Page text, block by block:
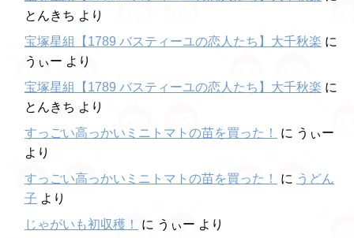
とんきち より
宝塚星組【1789 バスティーユの恋人たち】大千秋楽 に
うぃー より
宝塚星組【1789 バスティーユの恋人たち】大千秋楽 に
とんきち より
すっごい高っかいミニトマトの苗を買った！
に うぃー
より
すっごい高っかいミニトマトの苗を買った！
に うどん
子 より
じゃがいも初収穫！
に うぃー より